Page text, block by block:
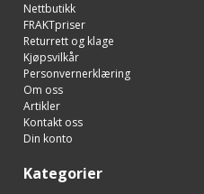
Nettbutikk
FRAKTpriser
Returrett og klage
Kjøpsvilkår
Personvernerklæring
Om oss
Artikler
Kontakt oss
Din konto
Kategorier